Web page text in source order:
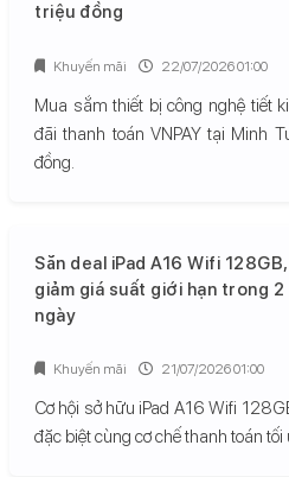
triệu đồng
Mua sắm thiết bị công nghệ tiết
đãi thanh toán VNPAY tại Minh
đồng.
Khuyến mãi 22/07/2026 01:00
Săn deal iPad A16 Wifi 128GB,
giảm giá suất giới hạn trong 2
ngày
Cơ hội sở hữu iPad A16 Wifi
đặc biệt cùng cơ chế thanh toán
Khuyến mãi 21/07/2026 01:00